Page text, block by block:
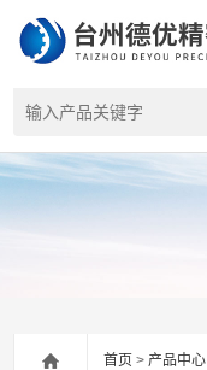
首页 >产品中心